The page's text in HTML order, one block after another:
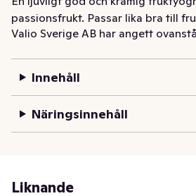
passionsfrukt. Passar lika bra till
Yoghurten innehåller
Valio Sverige AB har angett
Innehåll
Näringsinnehåll
Liknande